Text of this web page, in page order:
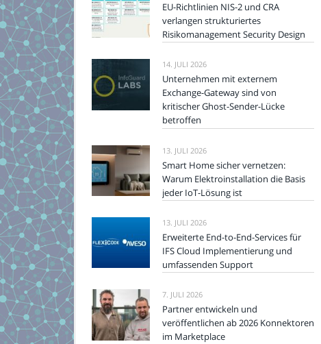
EU-Richtlinien NIS-2 und CRA
verlangen strukturiertes
Risikomanagement Security Design
14. JULI 2026
Unternehmen mit externem
Exchange-Gateway sind von
kritischer Ghost-Sender-Lücke
betroffen
13. JULI 2026
Smart Home sicher vernetzen:
Warum Elektroinstallation die Basis
jeder IoT-Lösung ist
13. JULI 2026
Erweiterte End-to-End-Services für
IFS Cloud Implementierung und
umfassenden Support
7. JULI 2026
Partner entwickeln und
veröffentlichen ab 2026 Konnektoren
im Marketplace